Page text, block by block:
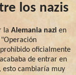
los nazis
la Alemania nazi en
oficialmente
de entrar en
esto cambiaría muy